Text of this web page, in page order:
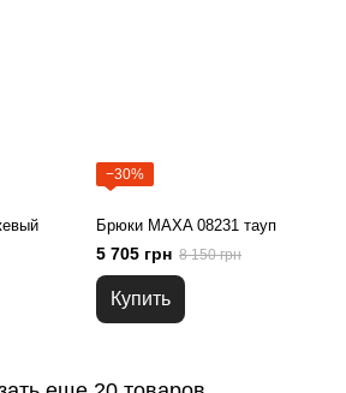
−30%
Брюки MAXA 08231 тауп
5 705 грн 8 150 грн
Купить